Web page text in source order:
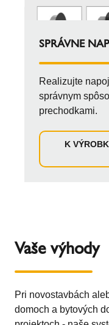
SPRÁVNE
Realizujte
správnym
prechodkami.
K
Vaše výhody
Pri novostavbách
domoch a bytových